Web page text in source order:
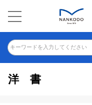
キーワードを入力してください
洋書